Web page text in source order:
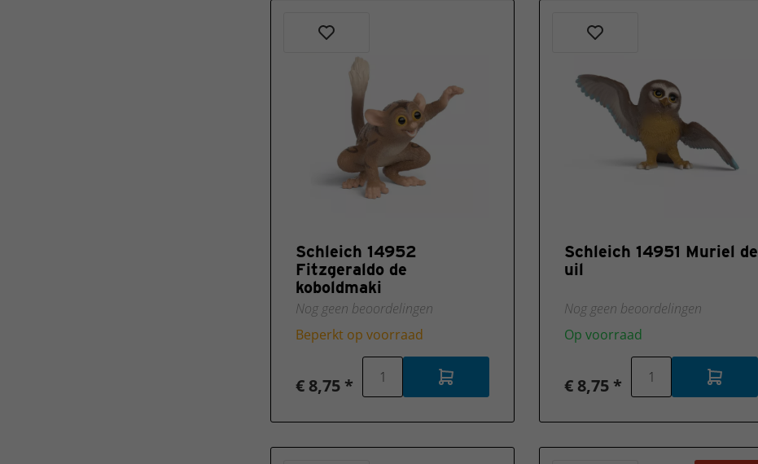
Schleich 14952
Fitzgeraldo de
koboldmaki
Nog geen beoordelingen
Beperkt op voorraad
€ 8,75 *
Schleich 14951 Muriel de
uil
Nog geen beoordelingen
Op voorraad
€ 8,75 *